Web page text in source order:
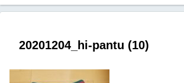
20201204_hi-pantu (10)